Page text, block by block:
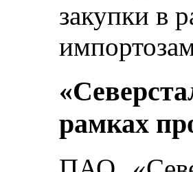
рамках